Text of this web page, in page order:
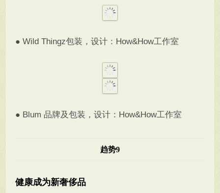
● Wild Thingz包装，设计：How&How工作室
● Blum 品牌及包装，设计：How&How工作室
趋势9
健康成为新奢侈品